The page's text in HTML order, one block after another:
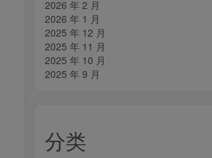
2026 年 2 月
2026 年 1 月
2025 年 12 月
2025 年 11 月
2025 年 10 月
2025 年 9 月
分类